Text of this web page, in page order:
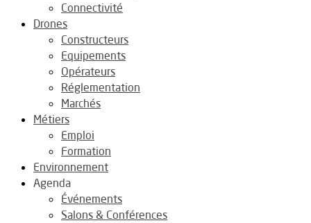
Connectivité
Drones
Constructeurs
Equipements
Opérateurs
Réglementation
Marchés
Métiers
Emploi
Formation
Environnement
Agenda
Événements
Salons & Conférences